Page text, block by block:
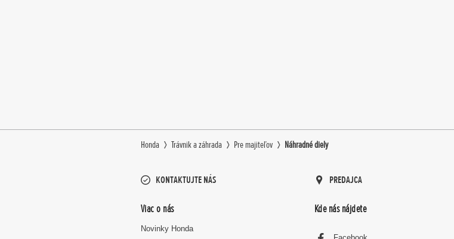
Honda Trávnik a záhrada Pre majiteľov Náhradné diely
KONTAKTUJTE NÁS PREDAJCA
Viac o nás
Novinky Honda
Kde nás nájdete
Facebook